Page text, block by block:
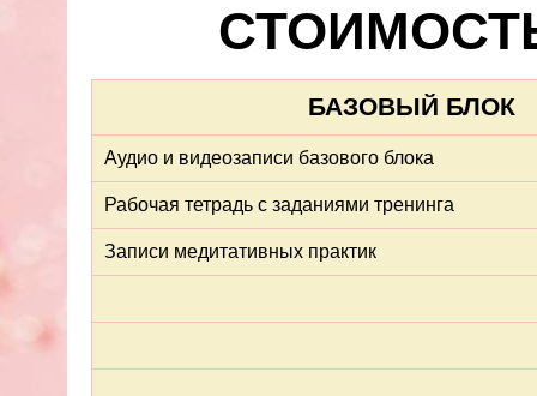
БАЗОВЫЙ БЛОК
Аудио и видеозаписи базового блока
Рабочая тетрадь с заданиями тренинга
Записи медитативных практик